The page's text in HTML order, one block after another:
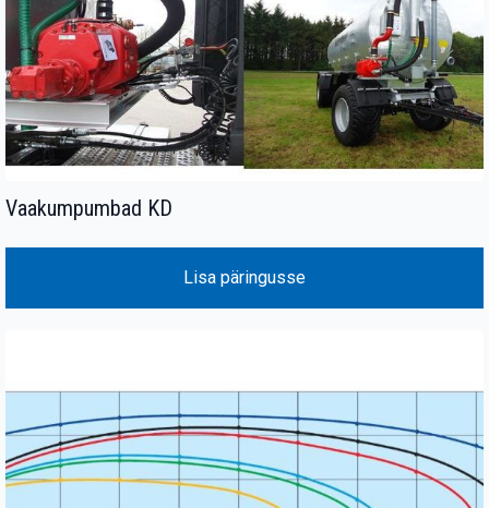
Vaakumpumbad KD
Lisa päringusse